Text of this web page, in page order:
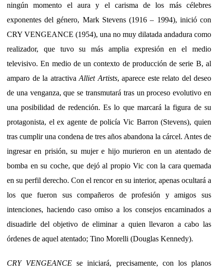
ningún momento el aura y el carisma de los más célebres
exponentes del género, Mark Stevens (1916 – 1994), inició con
CRY VENGEANCE (1954), una no muy dilatada andadura como
realizador, que tuvo su más amplia expresión en el medio
televisivo. En medio de un contexto de producción de serie B, al
amparo de la atractiva Alliet Artists, aparece este relato del deseo
de una venganza, que se transmutará tras un proceso evolutivo en
una posibilidad de redención. Es lo que marcará la figura de su
protagonista, el ex agente de policía Vic Barron (Stevens), quien
tras cumplir una condena de tres años abandona la cárcel. Antes de
ingresar en prisión, su mujer e hijo murieron en un atentado de
bomba en su coche, que dejó al propio Vic con la cara quemada
en su perfil derecho. Con el rencor en su interior, apenas ocultará a
los que fueron sus compañeros de profesión y amigos sus
intenciones, haciendo caso omiso a los consejos encaminados a
disuadirle del objetivo de eliminar a quien llevaron a cabo las
órdenes de aquel atentado; Tino Morelli (Douglas Kennedy).
CRY VENGEANCE se iniciará, precisamente, con los planos